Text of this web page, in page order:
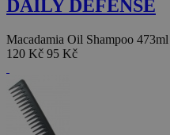
DAILY DEFENSE
Macadamia Oil Shampoo
120 Kč 95 Kč